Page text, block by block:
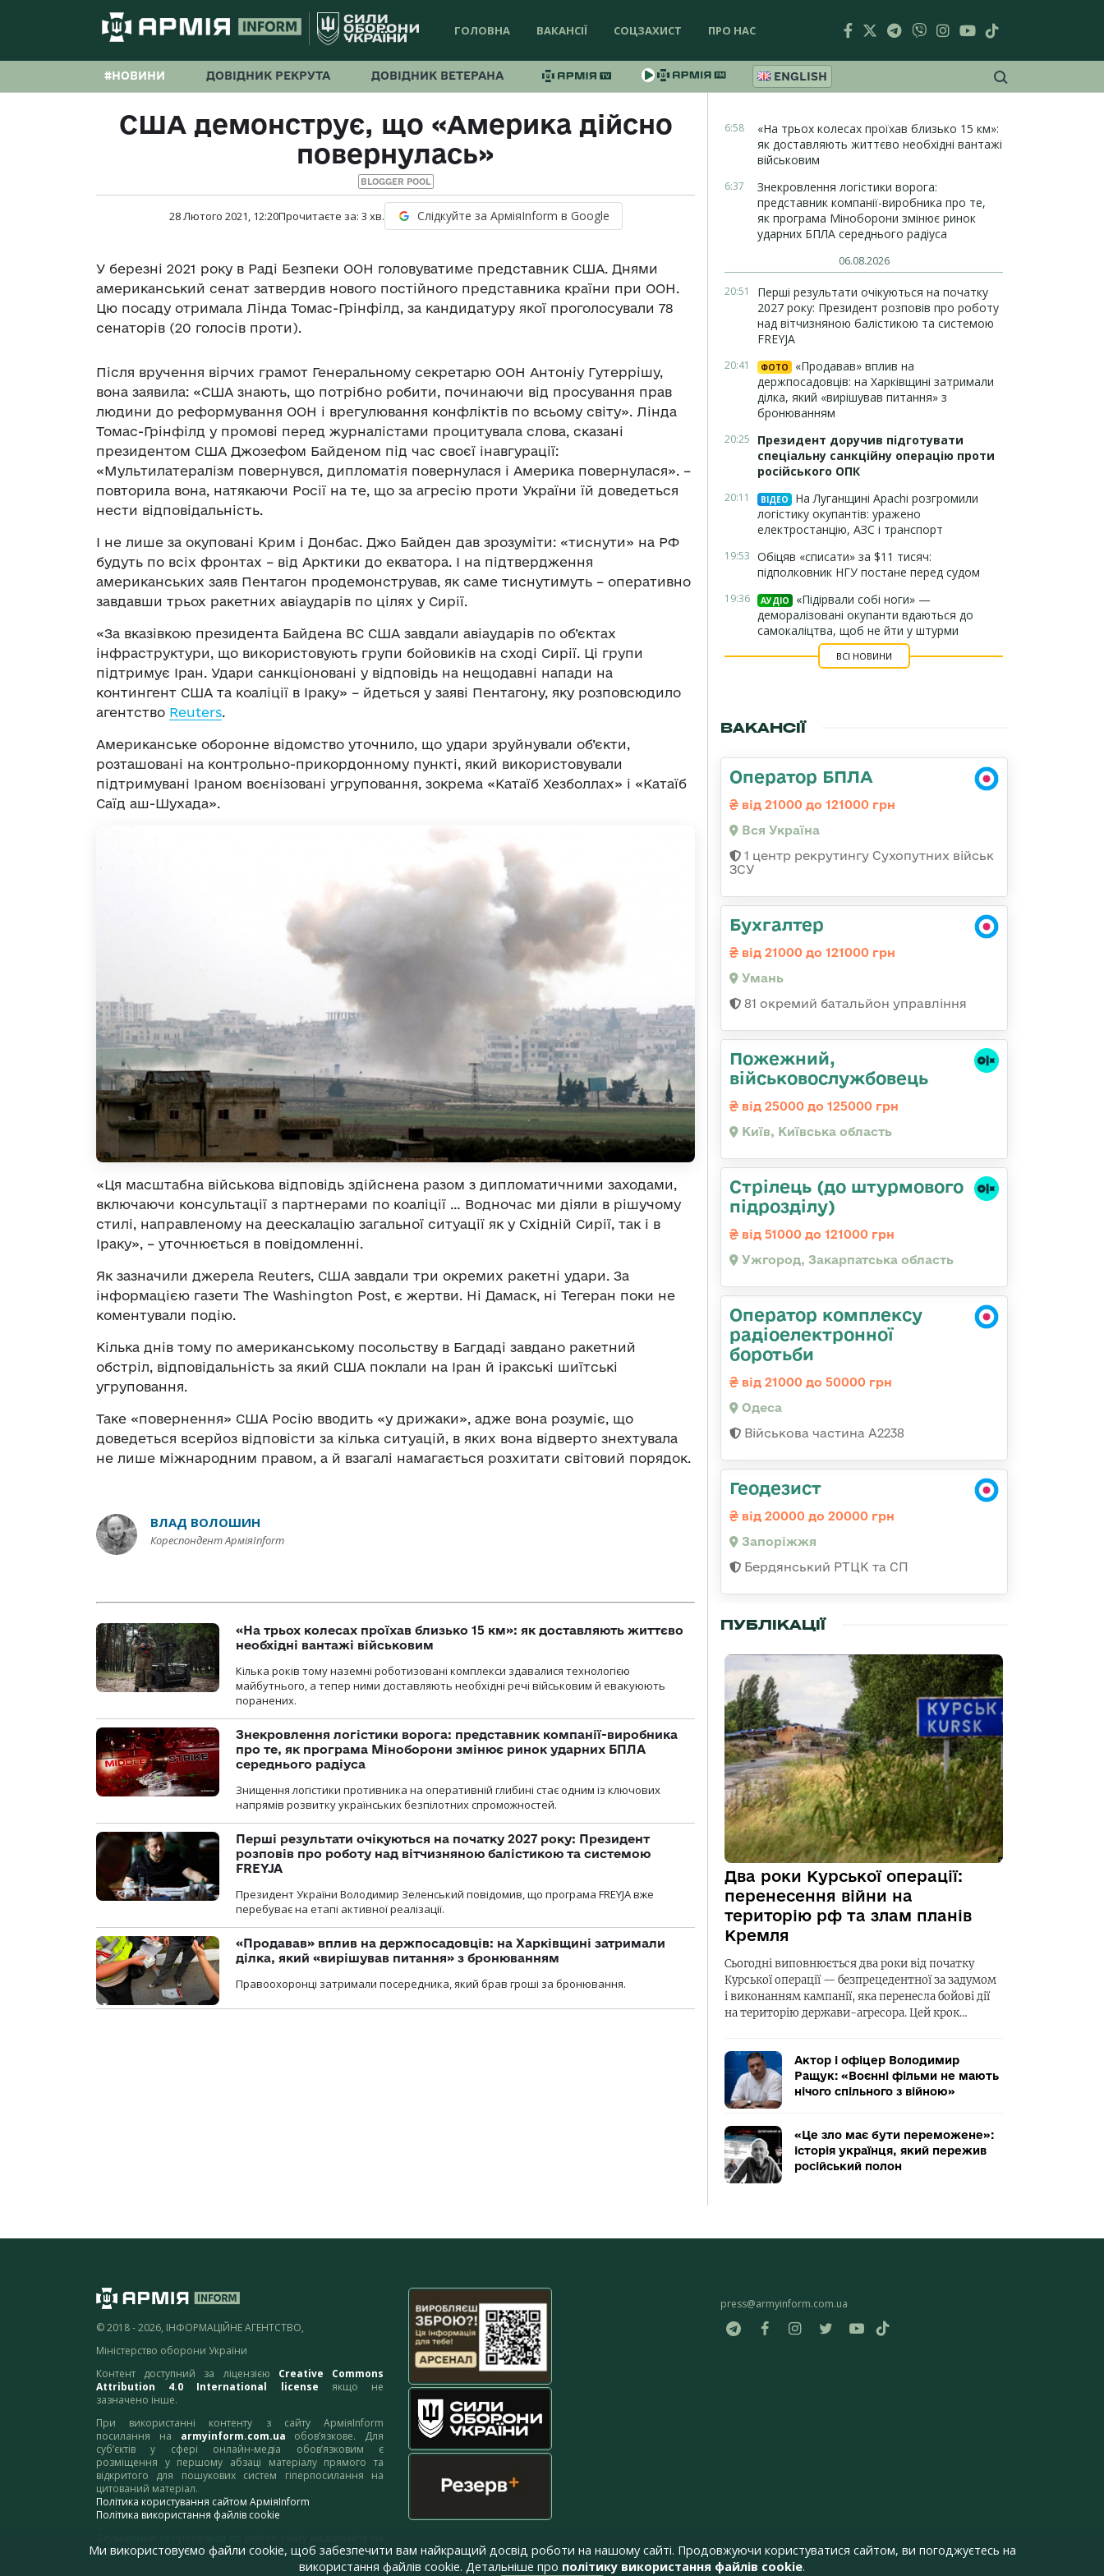
ГОЛОВНА ВАКАНСІЇ СОЦЗАХИСТ ПРО НАС
#НОВИНИ ДОВІДНИК РЕКРУТА ДОВІДНИК ВЕТЕРАНА ENGLISH
США демонструє, що «Америка дійсно
повернулась»
BLOGGER POOL
28 Лютого 2021, 12:20Прочитаєте за: 3 хв. Слідкуйте за АрміяInform в Google
У березні 2021 року в Раді Безпеки ООН головуватиме представник США. Днями
американський сенат затвердив нового постійного представника країни при ООН.
Цю посаду отримала Лінда Томас-Грінфілд, за кандидатуру якої проголосували 78
сенаторів (20 голосів проти).
Після вручення вірчих грамот Генеральному секретарю ООН Антоніу Гутеррішу,
вона заявила: «США знають, що потрібно робити, починаючи від просування прав
людини до реформування ООН і врегулювання конфліктів по всьому світу». Лінда
Томас-Грінфілд у промові перед журналістами процитувала слова, сказані
президентом США Джозефом Байденом під час своєї інавгурації:
«Мультилатералізм повернувся, дипломатія повернулася і Америка повернулася». –
повторила вона, натякаючи Росії на те, що за агресію проти України їй доведеться
нести відповідальність.
І не лише за окуповані Крим і Донбас. Джо Байден дав зрозуміти: «тиснути» на РФ
будуть по всіх фронтах – від Арктики до екватора. І на підтвердження
американських заяв Пентагон продемонстрував, як саме тиснутимуть – оперативно
завдавши трьох ракетних авіаударів по цілях у Сирії.
«За вказівкою президента Байдена ВС США завдали авіаударів по об’єктах
інфраструктури, що використовують групи бойовиків на сході Сирії. Ці групи
підтримує Іран. Удари санкціоновані у відповідь на нещодавні напади на
контингент США та коаліції в Іраку» – йдеться у заяві Пентагону, яку розповсюдило
агентство Reuters.
Американське оборонне відомство уточнило, що удари зруйнували об’єкти,
розташовані на контрольно-прикордонному пункті, який використовували
підтримувані Іраном воєнізовані угруповання, зокрема «Катаїб Хезболлах» і «Катаїб
Саїд аш-Шухада».
«Ця масштабна військова відповідь здійснена разом з дипломатичними заходами,
включаючи консультації з партнерами по коаліції … Водночас ми діяли в рішучому
стилі, направленому на деескалацію загальної ситуації як у Східній Сирії, так і в
Іраку», – уточнюється в повідомленні.
Як зазначили джерела Reuters, США завдали три окремих ракетні удари. За
інформацією газети The Washington Post, є жертви. Ні Дамаск, ні Тегеран поки не
коментували подію.
Кілька днів тому по американському посольству в Багдаді завдано ракетний
обстріл, відповідальність за який США поклали на Іран й іракські шиїтські
угруповання.
Таке «повернення» США Росію вводить «у дрижаки», адже вона розуміє, що
доведеться всерйоз відповісти за кілька ситуацій, в яких вона відверто знехтувала
не лише міжнародним правом, а й взагалі намагається розхитати світовий порядок.
ВЛАД ВОЛОШИН
Кореспондент АрміяInform
«На трьох колесах проїхав близько 15 км»: як доставляють життєво
необхідні вантажі військовим
Кілька років тому наземні роботизовані комплекси здавалися технологією
майбутнього, а тепер ними доставляють необхідні речі військовим й евакуюють
поранених.
Знекровлення логістики ворога: представник компанії-виробника
про те, як програма Міноборони змінює ринок ударних БПЛА
середнього радіуса
Знищення логістики противника на оперативній глибині стає одним із ключових
напрямів розвитку українських безпілотних спроможностей.
Перші результати очікуються на початку 2027 року: Президент
розповів про роботу над вітчизняною балістикою та системою
FREYJA
Президент України Володимир Зеленський повідомив, що програма FREYJA вже
перебуває на етапі активної реалізації.
«Продавав» вплив на держпосадовців: на Харківщині затримали
ділка, який «вирішував питання» з бронюванням
Правоохоронці затримали посередника, який брав гроші за бронювання.
6:58
«На трьох колесах проїхав близько 15 км»:
як доставляють життєво необхідні вантажі
військовим
6:37
Знекровлення логістики ворога:
представник компанії-виробника про те,
як програма Міноборони змінює ринок
ударних БПЛА середнього радіуса
06.08.2026
20:51
Перші результати очікуються на початку
2027 року: Президент розповів про роботу
над вітчизняною балістикою та системою
FREYJA
20:41 ФОТО
«Продавав» вплив на
держпосадовців: на Харківщині затримали
ділка, який «вирішував питання» з
бронюванням
20:25
Президент доручив підготувати
спеціальну санкційну операцію проти
російського ОПК
20:11 ВІДЕО
На Луганщині Apachi розгромили
логістику окупантів: уражено
електростанцію, АЗС і транспорт
19:53 Обіцяв «списати» за $11 тисяч:
підполковник НГУ постане перед судом
19:36 АУДІО
«Підірвали собі ноги» —
деморалізовані окупанти вдаються до
самокаліцтва, щоб не йти у штурми
ВСІ НОВИНИ
ВАКАНСІЇ
Оператор БПЛА
від 21000 до 121000 грн
Вся Україна
1 центр рекрутингу Сухопутних військ
ЗСУ
Бухгалтер
від 21000 до 121000 грн
Умань
81 окремий батальйон управління
Пожежний,
військовослужбовець
від 25000 до 125000 грн
Київ, Київська область
Стрілець (до штурмового
підрозділу)
від 51000 до 121000 грн
Ужгород, Закарпатська область
Оператор комплексу
радіоелектронної
боротьби
від 21000 до 50000 грн
Одеса
Військова частина А2238
Геодезист
від 20000 до 20000 грн
Запоріжжя
Бердянський РТЦК та СП
ПУБЛІКАЦІЇ
Два роки Курської операції:
перенесення війни на
територію рф та злам планів
Кремля
Сьогодні виповнюється два роки від початку
Курської операції — безпрецедентної за задумом
і виконанням кампанії, яка перенесла бойові дії
на територію держави-агресора. Цей крок…
Актор і офіцер Володимир
Ращук: «Воєнні фільми не мають
нічого спільного з війною»
«Це зло має бути переможене»:
історія українця, який пережив
російський полон
© 2018 - 2026, ІНФОРМАЦІЙНЕ АГЕНТСТВО,
Міністерство оборони України
Контент доступний за ліцензією Creative Commons
Attribution 4.0 International license якщо не
зазначено інше.
При використанні контенту з сайту АрміяInform
посилання на armyinform.com.ua обов’язкове. Для
суб’єктів у сфері онлайн-медіа обов’язковим є
розміщення у першому абзаці матеріалу прямого та
відкритого для пошукових систем гіперпосилання на
цитований матеріал.
Політика користування сайтом АрміяInform
Політика використання файлів cookie
адресу:webmaster@armyinform.com.ua
press@armyinform.com.ua
Ми використовуємо файли cookie, щоб забезпечити вам найкращий досвід роботи на нашому сайті. Продовжуючи користуватися сайтом, ви погоджуєтесь на
використання файлів cookie. Детальніше про політику використання файлів cookie.